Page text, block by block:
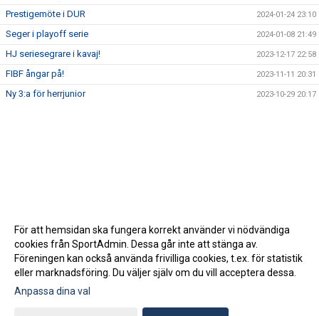
Prestigemöte i DUR 2024-01-24 23:10
Seger i playoff serie 2024-01-08 21:49
HJ seriesegrare i kavaj! 2023-12-17 22:58
FIBF ångar på! 2023-11-11 20:31
Ny 3:a för herrjunior 2023-10-29 20:17
Gå till Webbversion
För att hemsidan ska fungera korrekt använder vi nödvändiga
cookies från SportAdmin. Dessa går inte att stänga av.
Föreningen kan också använda frivilliga cookies, t.ex. för statistik
eller marknadsföring. Du väljer själv om du vill acceptera dessa.
Anpassa dina val